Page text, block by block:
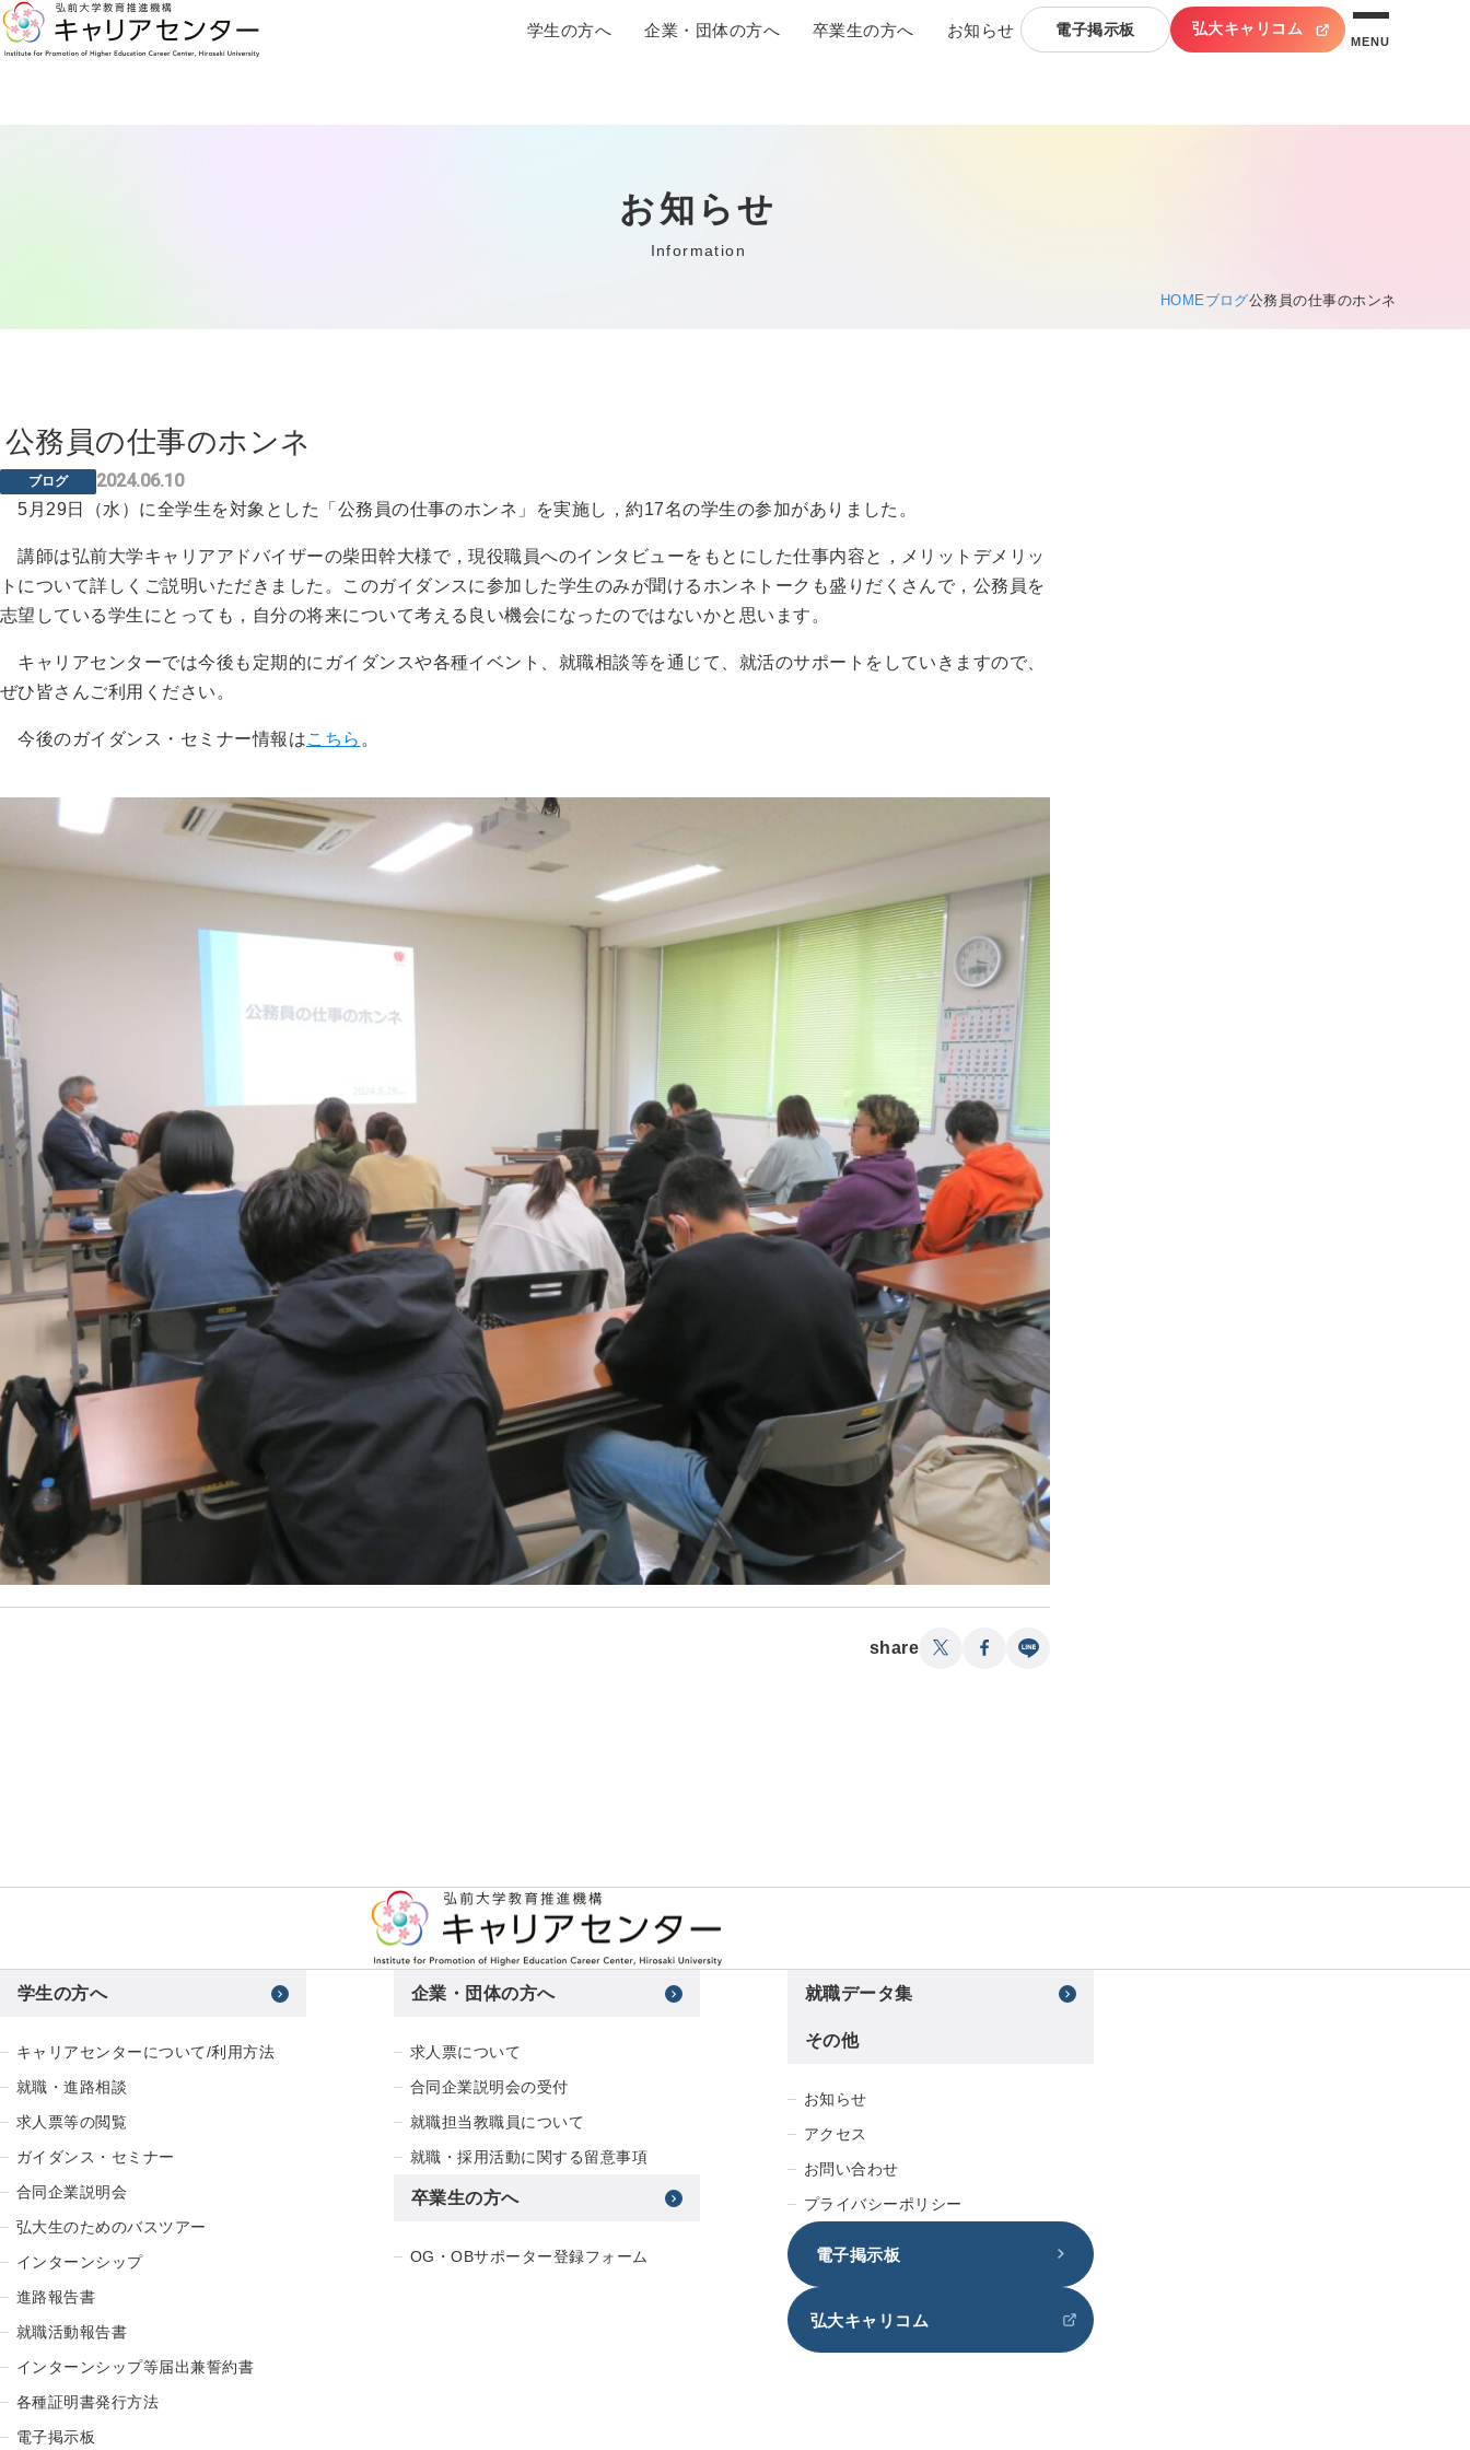
学生の方へ 企業・団体の方へ 卒業生の方へ お知らせ 電子掲示板 弘大キャリコム
MENU
お知らせ
Information
HOME ブログ公務員の仕事のホンネ
公務員の仕事のホンネ
ブログ 2024.06.10
5月29日（水）に全学生を対象とした「公務員の仕事のホンネ」を実施し，約17名の学生の参加がありました。
講師は弘前大学キャリアアドバイザーの柴田幹大様で，現役職員へのインタビューをもとにした仕事内容と，メリットデメリッ
トについて詳しくご説明いただきました。このガイダンスに参加した学生のみが聞けるホンネトークも盛りだくさんで，公務員を
志望している学生にとっても，自分の将来について考える良い機会になったのではないかと思います。
キャリアセンターでは今後も定期的にガイダンスや各種イベント、就職相談等を通じて、就活のサポートをしていきますので、
ぜひ皆さんご利用ください。
今後のガイダンス・セミナー情報はこちら 。
share
学生の方へ
キャリアセンターについて/利用方法
就職・進路相談
求人票等の閲覧
ガイダンス・セミナー
合同企業説明会
弘大生のためのバスツアー
インターンシップ
進路報告書
就職活動報告書
インターンシップ等届出兼誓約書
各種証明書発行方法
電子掲示板
企業・団体の方へ
求人票について
合同企業説明会の受付
就職担当教職員について
就職・採用活動に関する留意事項
卒業生の方へ
OG・OBサポーター登録フォーム
就職データ集
その他
お知らせ
アクセス
お問い合わせ
プライバシーポリシー
電子掲示板
弘大キャリコム